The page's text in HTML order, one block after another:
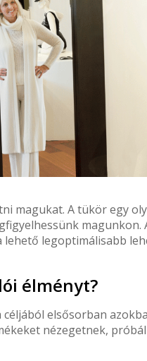
magukat. A tükör egy
magunkon.
legoptimálisabb
élményt?
elsősorban
nézegetnek,